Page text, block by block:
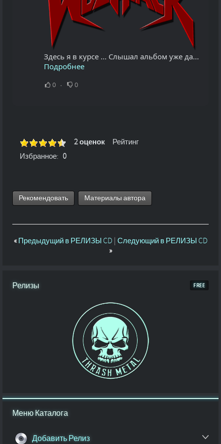
Здесь я в курсе ... Слышал альбом уже давненько по предзаказу ... Для дебюта, молодым пацанам, можно поставить плюс ... Однако в целом, мне почему он не приглянулся ... Увидев их видос и учитывая их издателя (Violent...
Подробнее
0 0
Рейтинг
2 оценок
Избранное: 0
Рекомендовать Материалы автора
«Предыдущий в РЕЛИЗЫ CD
Следующий в РЕЛИЗЫ CD
»
Релизы
Меню Каталога
Добавить Релиз